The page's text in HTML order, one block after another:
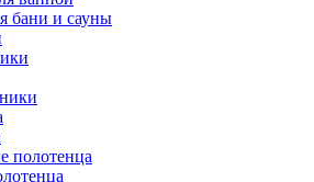
бани и сауны
полотенца